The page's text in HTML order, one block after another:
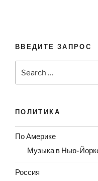
ВВЕДИТЕ ЗАПРОС
ПОЛИТИКА
По Америке
Музыка в Нью-
Россия